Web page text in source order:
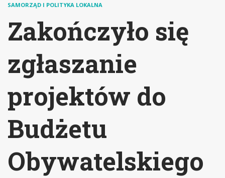
SAMORZĄD I POLITYKA LOKALNA
Zakończyło się
zgłaszanie
projektów do
Budżetu
Obywatelskiego